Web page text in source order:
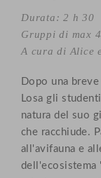
Durata: 2 h 30
Gruppi di max
A cura di Alice
Dopo una
Losa gli
natura del suo
che racchiude.
all'avifauna e
dell'ecosistema